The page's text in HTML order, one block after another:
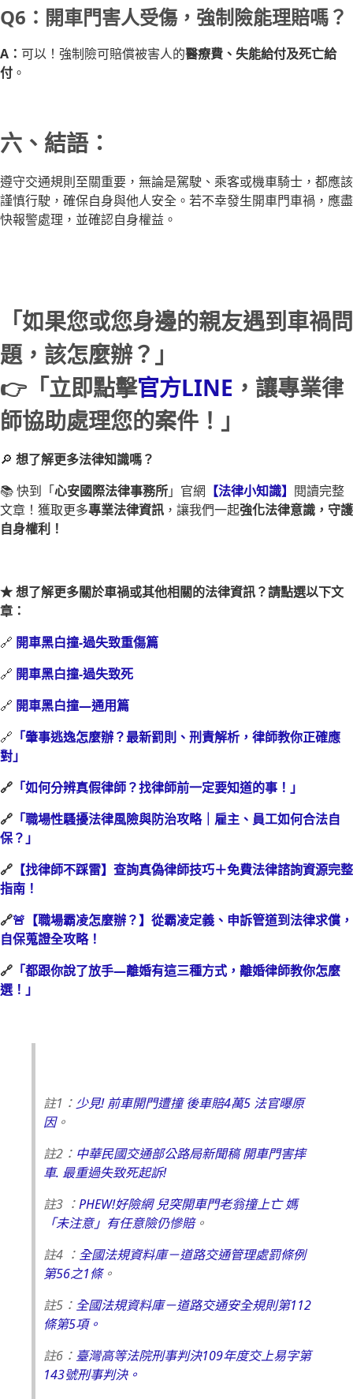
Q6：開車門害人受傷，強制險能理賠嗎？
A： 可以！強制險可賠償被害人的醫療費、失能給付及死亡給
付 。
六、結語：
遵守交通規則至關重要，無論是駕駛、乘客或機車騎士，都應該
謹慎行駛，確保自身與他人安全。若不幸發生開車門車禍，應盡
快報警處理，並確認自身權益。
「如果您或您身邊的親友遇到車禍問
題，該怎麼辦？」
👉「立即點擊官方LINE ，讓專業律
師協助處理您的案件！」
🔎 想了解更多法律知識嗎？
📚 快到「心安國際法律事務所」官網 【法律小知識】 閱讀完整
文章！獲取更多專業法律資訊 ，讓我們一起強化法律意識，守護
自身權利！
★ 想了解更多關於車禍或其他相關的法律資訊？請點選以下文
章：
🔗 開車黑白撞-過失致重傷篇
🔗 開車黑白撞-過失致死
🔗 開車黑白撞—通用篇
🔗 「肇事逃逸怎麼辦？最新罰則、刑責解析，律師教你正確應
對」
🔗 「如何分辨真假律師？找律師前一定要知道的事！」
🔗 「職場性騷擾法律風險與防治攻略｜雇主、員工如何合法自
保？」
🔗 【找律師不踩雷】查詢真偽律師技巧＋免費法律諮詢資源完整
指南！
🔗🚨【職場霸凌怎麼辦？】從霸凌定義、申訴管道到法律求償，
自保蒐證全攻略！
🔗 「都跟你說了放手—離婚有這三種方式，離婚律師教你怎麼
選！」
註1： 少見! 前車開門遭撞 後車賠4萬5 法官曝原
因。
註2： 中華民國交通部公路局新聞稿 開車門害摔
車. 最重過失致死起訴!
註3 ：PHEW!好險網 兒突開車門老翁撞上亡 媽
「未注意」有任意險仍慘賠。
註4 ： 全國法規資料庫－道路交通管理處罰條例
第56之1條。
註5： 全國法規資料庫－道路交通安全規則第112
條第5項。
註6： 臺灣高等法院刑事判決109年度交上易字第
143號刑事判決。